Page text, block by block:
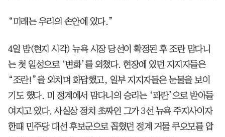
“미래는 우리의 손안에 있다.”
4일 밤(현지 시각) 뉴욕 시장 당선이 확정된 후 조란 맘다니
는 첫 일성으로 ‘변화’를 외쳤다. 현장에 있던 지지자들은
“조란!”을 외치며 화답했고, 일부 지지자들은 눈물을 보이
기도 했다. 미 정계에서 맘다니의 승리는 ‘파란’으로 받아들
여지고 있다. 사실상 정치 초짜인 그가 3선 뉴욕 주지사이자
한때 민주당 대선 후보군으로 꼽혔던 정계 거물 쿠오모를 압